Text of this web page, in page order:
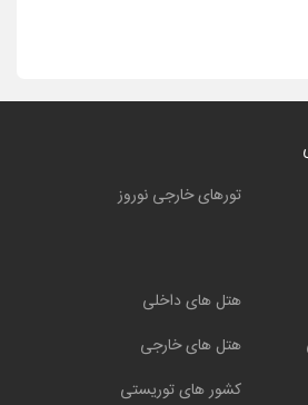
تورهای خارجی نوروز
هتل های داخلی
هتل های خارجی
کشور های توریستی